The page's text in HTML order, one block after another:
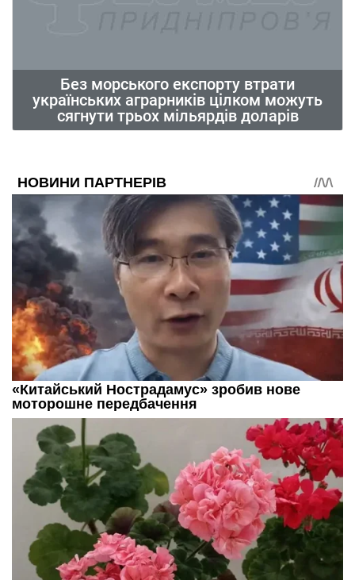
Без морського експорту втрати
українських аграрників цілком можуть
сягнути трьох мільярдів доларів